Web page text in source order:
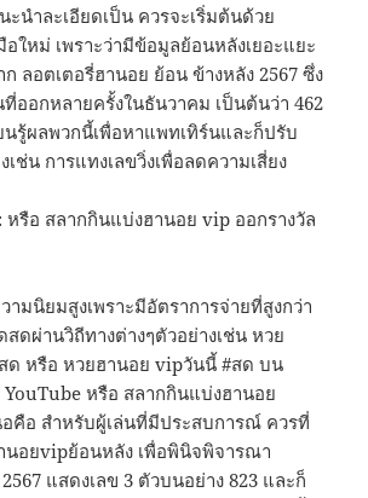
ะนำละเอียดเป็น ควรจะเริ่มต้นด้วย
ใหม่ เพราะว่ามีข้อมูลย้อนหลังเยอะแยะ
ก ลอตเตอรี่ฮานอย ย้อน ข้างหลัง 2567 ซึ่ง
ออกหลายครั้งในธันวาคม เป็นต้นว่า 462
นรู้ผลพวกนี้เพื่อหาแพทเทิร์นและก็ปรับ
ช่น การแทงเลขวิ่งเพื่อลดความเสี่ยง
รือ สลากกินแบ่งฮานอย vip ออกรางวัล
มนิยมสูงเพราะมีอัตราการจ่ายที่สูงกว่า
ดผ่านวิถีทางต่างๆตัวอย่างเช่น หวย
ด หรือ หวยฮานอย vipวันนี้ #สด บน
หรือ สลากกินแบ่งฮานอย
คือ สำหรับผู้เล่นที่มีประสบการณ์ ควรที่
นอยvipย้อนหลัง เพื่อพินิจพิจารณา
แสดงเลข 3 ตัวบนอย่าง 823 และก็